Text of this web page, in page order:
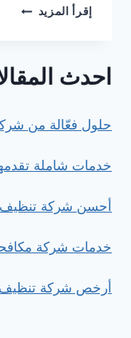
إقرأ المزيد أفضل
الفلل
احدث
حلول فعّالة من
خدمات شاملة
أحسن شركة
خدمات شركة
أرخص شركة